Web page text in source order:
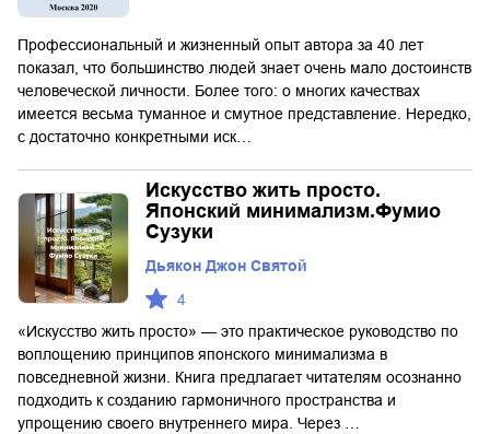
Профессиональный и жизненный опыт автора за 40 лет
показал, что большинство людей знает очень мало достоинств
человеческой личности. Более того: о многих качествах
имеется весьма туманное и смутное представление. Нередко,
с достаточно конкретными иск…
Искусство жить просто.
Японский минимализм.Фумио
Сузуки
Дьякон Джон Святой
4
«Искусство жить просто» — это практическое руководство по
воплощению принципов японского минимализма в
повседневной жизни. Книга предлагает читателям осознанно
подходить к созданию гармоничного пространства и
упрощению своего внутреннего мира. Через …